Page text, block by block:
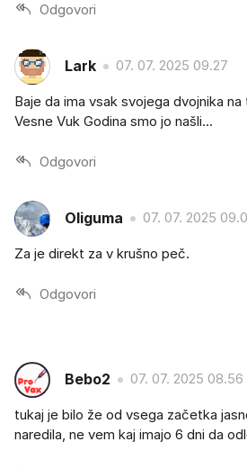
Odgovori
Lark 07. 07. 2025 09.27
Baje da ima vsak svojega dvojnika
Vesne Vuk Godina smo jo našli...
Odgovori
Oliguma 07. 07. 2025
Za je direkt za v krušno peč.
Odgovori
Bebo2 07. 07. 2025 08.56
tukaj je bilo že od vsega začetka
naredila, ne vem kaj imajo 6 dni da